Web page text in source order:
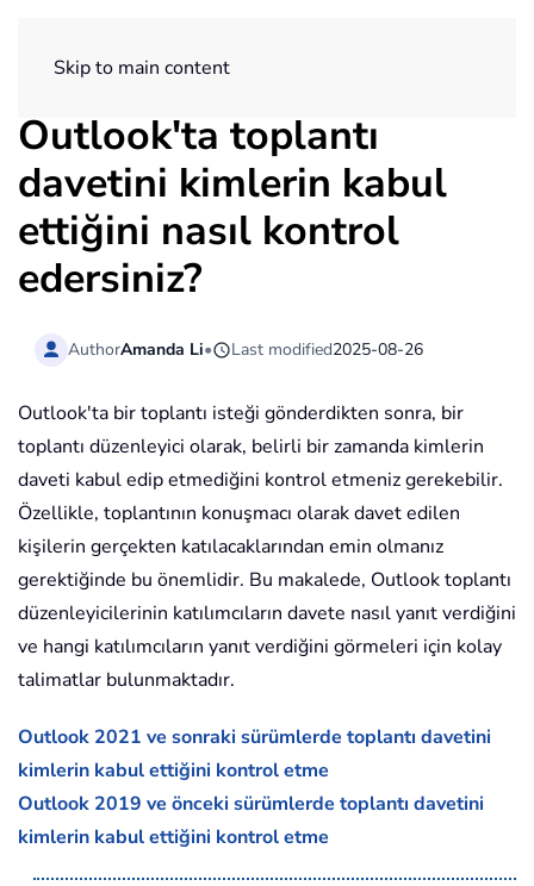
Skip to main content
Outlook'ta toplantı
davetini kimlerin kabul
ettiğini nasıl kontrol
edersiniz?
AuthorAmanda Li• Last modified2025-08-26
Outlook'ta bir toplantı isteği gönderdikten sonra, bir
toplantı düzenleyici olarak, belirli bir zamanda kimlerin
daveti kabul edip etmediğini kontrol etmeniz gerekebilir.
Özellikle, toplantının konuşmacı olarak davet edilen
kişilerin gerçekten katılacaklarından emin olmanız
gerektiğinde bu önemlidir. Bu makalede, Outlook toplantı
düzenleyicilerinin katılımcıların davete nasıl yanıt verdiğini
ve hangi katılımcıların yanıt verdiğini görmeleri için kolay
talimatlar bulunmaktadır.
Outlook 2021 ve sonraki sürümlerde toplantı davetini
kimlerin kabul ettiğini kontrol etme
Outlook 2019 ve önceki sürümlerde toplantı davetini
kimlerin kabul ettiğini kontrol etme